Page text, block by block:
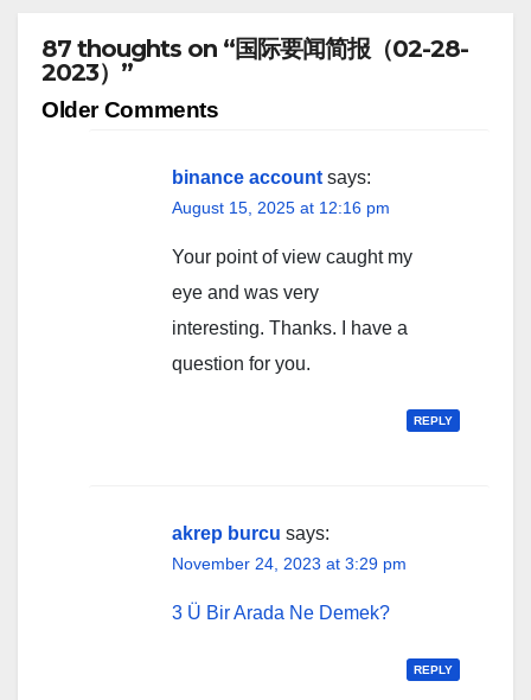
87 thoughts on “国际要闻简报（02-28-
2023）”
Comment
Older Comments
binance account says:
August 15, 2025 at 12:16 pm
Your point of view caught my
eye and was very
interesting. Thanks. I have a
question for you.
REPLY
akrep burcu says:
November 24, 2023 at 3:29 pm
3 Ü Bir Arada Ne Demek?
REPLY